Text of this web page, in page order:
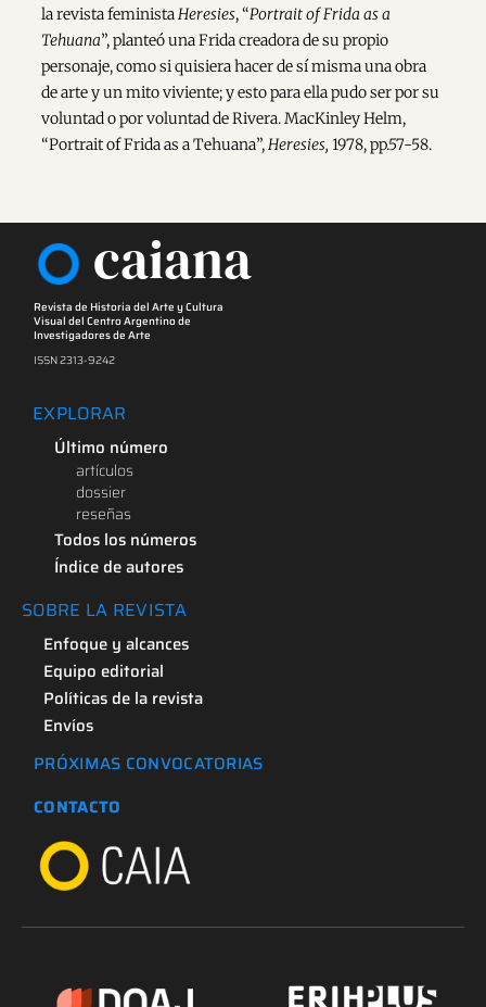
la revista feministaHeresies, “Portrait of Frida as a
Tehuana”, planteó una Frida creadora de su propio
personaje, como si quisiera hacer de sí misma una obra
de arte y un mito viviente; y esto para ella pudo ser por su
voluntad o por voluntad de Rivera. MacKinley Helm,
“Portrait of Frida as a Tehuana”,Heresies, 1978, pp.57-58.
caiana
Revista de Historia del Arte y Cultura
Visual del Centro Argentino de
Investigadores de Arte
ISSN 2313-9242
EXPLORAR
Último número
artículos
dossier
reseñas
Todos los números
Índice de autores
SOBRE LA REVISTA
Enfoque y alcances
Equipo editorial
Políticas de la revista
Envíos
PRÓXIMAS CONVOCATORIAS
CONTACTO